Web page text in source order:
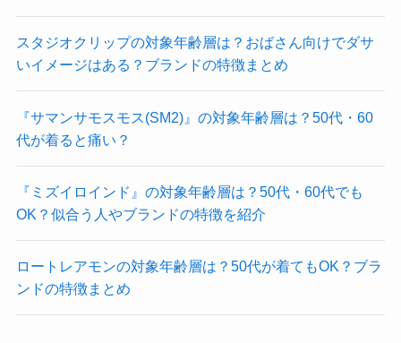
スタジオクリップの対象年齢層は？おばさん向けでダサ
いイメージはある？ブランドの特徴まとめ
『サマンサモスモス(SM2)』の対象年齢層は？50代・60
代が着ると痛い？
『ミズイロインド』の対象年齢層は？50代・60代でも
OK？似合う人やブランドの特徴を紹介
ロートレアモンの対象年齢層は？50代が着てもOK？ブラ
ンドの特徴まとめ